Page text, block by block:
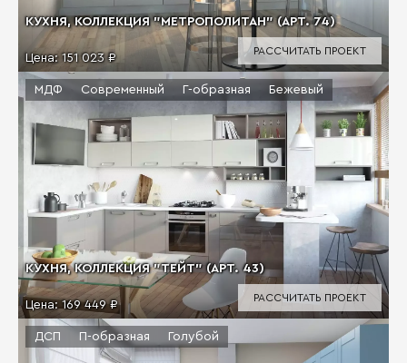
КУХНЯ, КОЛЛЕКЦИЯ "МЕТРОПОЛИТАН" (АРТ. 74)
Цена: 151 023 ₽
РАССЧИТАТЬ ПРОЕКТ
КУХНЯ, КОЛЛЕКЦИЯ "ТЕЙТ" (АРТ. 43)
Цена: 169 449 ₽
МДФ Современный Г-образная Бежевый
РАССЧИТАТЬ ПРОЕКТ
ДСП П-образная Голубой